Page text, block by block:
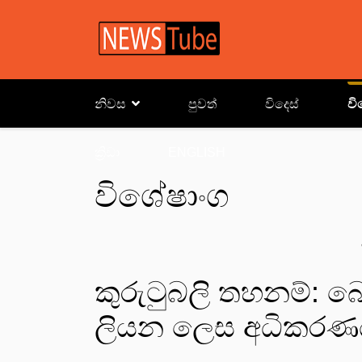
නිවස පුවත් විදෙස්
විශේෂාංග
කුරුටුබලි තහනම්:
ලියන ලෙස